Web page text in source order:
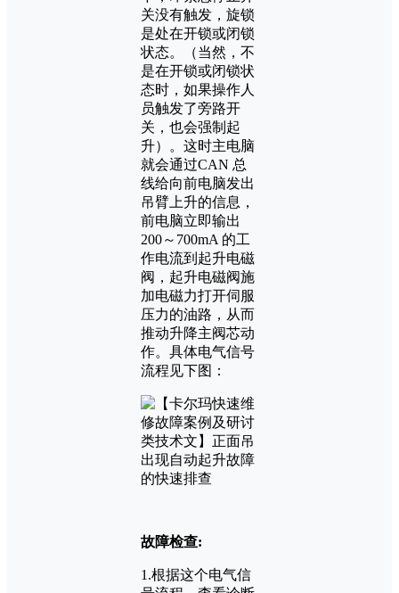
关没有触发，旋锁
是处在开锁或闭锁
状态。（当然，不
是在开锁或闭锁状
态时，如果操作人
员触发了旁路开
关，也会强制起
升）。这时主电脑
就会通过CAN 总
线给向前电脑发出
吊臂上升的信息，
前电脑立即输出
200～700mA 的工
作电流到起升电磁
阀，起升电磁阀施
加电磁力打开伺服
压力的油路，从而
推动升降主阀芯动
作。具体电气信号
流程见下图：
故障检查:
1.根据这个电气信